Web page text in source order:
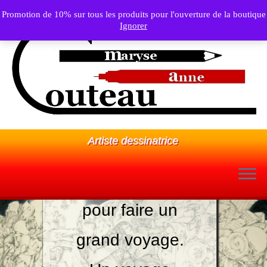
Promotion de 10% sur tous les produits pour l'ouverture de la boutique
Ignorer
Passer
au
contenu
Artiste dessinatrice
Être une artiste
dessinatrice, ce n’est pas
parce que le dessin est
souvent considéré
comme une étape